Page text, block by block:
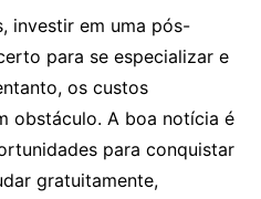
investir em uma pós-
para se especializar e
os custos
obstáculo. A boa notícia é
para conquistar
gratuitamente,